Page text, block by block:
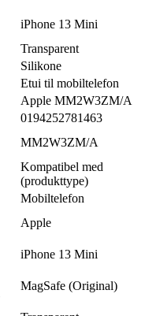
iPhone 13 Mini
Transparent
Silikone
Etui til mobiltelefon
Apple MM2W3ZM/A
0194252781463
MM2W3ZM/A
Kompatibel med
(produkttype)
Mobiltelefon
Apple
iPhone 13 Mini
MagSafe (Original)